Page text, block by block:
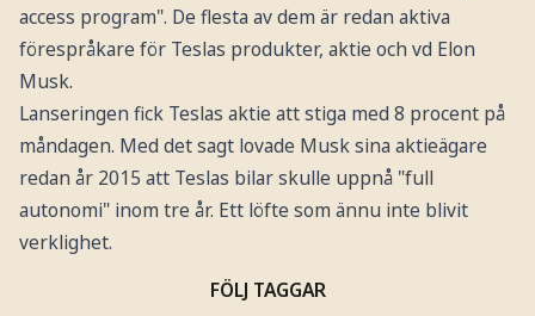
access program". De flesta av dem är redan aktiva
förespråkare för Teslas produkter, aktie och vd Elon
Musk.
Lanseringen fick Teslas aktie att stiga med 8 procent på
måndagen. Med det sagt lovade Musk sina aktieägare
redan år 2015 att Teslas bilar skulle uppnå "full
autonomi" inom tre år. Ett löfte som ännu inte blivit
verklighet.
FÖLJ TAGGAR